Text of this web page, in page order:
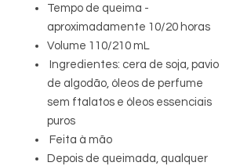
Tempo de queima -
aproximadamente 10/20 horas
Volume 110/210 mL
Ingredientes: cera de soja, pavio
de algodão, óleos de perfume
sem ftalatos e óleos essenciais
puros
Feita à mão
Depois de queimada, qualquer